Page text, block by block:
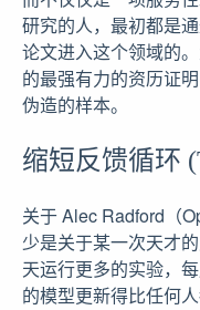
研究的人，最初都是
论文进入这个领域的
的最强有力的资历证
伪造的样本。
缩短反馈循环
关于 Alec Radford（
少是关于某一次天才
天运行更多的实验，
的模型更新得比任何